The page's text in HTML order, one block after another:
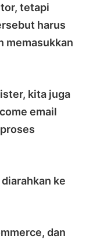
tetapi
harus
memasukkan
kita juga
email
ke
dan